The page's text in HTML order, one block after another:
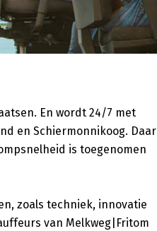
En wordt 24/7 met
en Schiermonnikoog. Daar
is toegenomen
zoals techniek, innovatie
van Melkweg|Fritom